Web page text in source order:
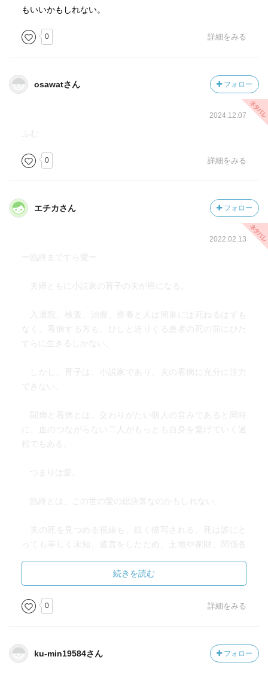
もいいかもしれない。
0 詳細をみる
osawatさん フォロー
2024.12.07
0 詳細をみる
エチカさん フォロー
2022.02.13
ー臨終まですら愛ー
夫婦ともに小説家の育子の夫が癌になる。
入退院、検査、治療、療養と人は簡単には死ねるはずも
なく。看病する方も、ひしと迫りくる患者の死の前にひた
すらに生きるしかない。
しかし、育子は、小説家であり、夫の看病に充分に注力
できない。
闘病と看病とは、交わりがたい個人の営みであると同時
に、血のつながらない二人がもっとも自身を繋げていく過
程でもある。
つまりは愛。
臨終とは、この世の愛の総決算なのかもしれない。
夫の死を見つめる視線も、鋭く描写される。死は誰にと
っても等しく未知。遺言をしたため、土地や家財、関係各
のを読むのは初めての事だったので、死すら、個人的なイ
ベントではなく、公のものなのかと思うと、なんとなく社
会生活のイベントの一つのようなきがして、ニュースに流
れる、恐らく昵懇ではない、ほぼ他人の死を、肉親の死と
ンサーほど嫌気がした。
続きを読む
0 詳細をみる
ku-min19584さん フォロー